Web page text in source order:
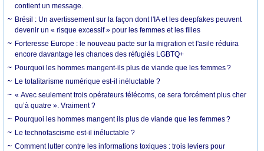
contient un message.
Brésil : Un avertissement sur la façon dont l'IA et les deepfakes peuvent
devenir un « risque excessif » pour les femmes et les filles
Forteresse Europe : le nouveau pacte sur la migration et l'asile réduira
encore davantage les chances des réfugiés LGBTQ+
Pourquoi les hommes mangent-ils plus de viande que les femmes ?
Le totalitarisme numérique est-il inéluctable ?
« Avec seulement trois opérateurs télécoms, ce sera forcément plus cher
qu’à quatre ». Vraiment ?
Pourquoi les hommes mangent ils plus de viande que les femmes ?
Le technofascisme est-il inéluctable ?
Comment lutter contre les informations toxiques : trois leviers pour